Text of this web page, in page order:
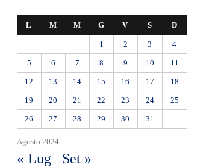
Agosto 2024
L M M G V S D
1 2 3 4
5 6 7 8 9 10 11
12 13 14 15 16 17 18
19 20 21 22 23 24 25
26 27 28 29 30 31
« Lug Set »